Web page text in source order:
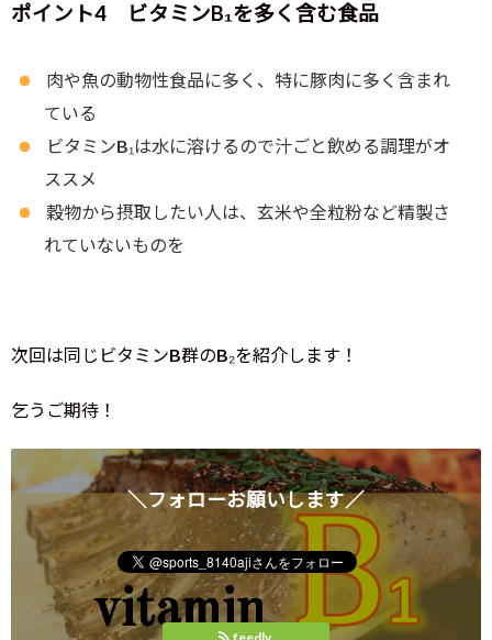
ポイント4 ビタミンB₁を多く含む食品
肉や魚の動物性食品に多く、特に豚肉に多く含まれ
ている
ビタミンB₁は水に溶けるので汁ごと飲める調理がオ
ススメ
穀物から摂取したい人は、玄米や全粒粉など精製さ
れていないものを
次回は同じビタミンB群のB₂を紹介します！
乞うご期待！
＼フォローお願いします／